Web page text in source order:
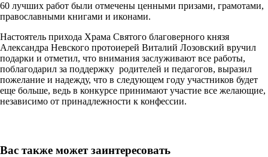
60 лучших работ были отмечены ценными призами, грамотами,
православными книгами и иконами.
Настоятель прихода Храма Святого благоверного князя
Александра Невского протоиерей Виталий Лозовский вручил
подарки и отметил, что внимания заслуживают все работы,
поблагодарил за поддержку родителей и педагогов, выразил
пожелание и надежду, что в следующем году участников будет
еще больше, ведь в конкурсе принимают участие все желающие,
независимо от принадлежности к конфессии.
Вас также может заинтересовать